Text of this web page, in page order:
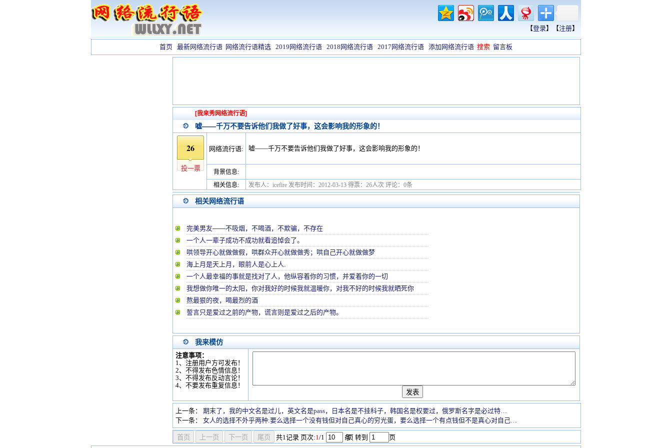
【登录】【注册】
首页 最新网络流行语 网络流行语精选 2019网络流行语 2018网络流行语 2017网络流行语 添加网络流行语 搜索 留言板
[我来秀网络流行语]
嘘——千万不要告诉他们我做了好事，这会影响我的形象的！
26
投一票
网络流行语: 嘘——千万不要告诉他们我做了好事，这会影响我的形象的！
背景信息:
相关信息:
发布人：icefire 发布时间：2012-03-13 得票：26人次 评论：0条
相关网络流行语
完美男友——不吸烟，不喝酒，不欺骗，不存在
一个人一辈子成功不成功就看追悼会了。
哄领导开心就做做假，哄群众开心就做做秀；哄自己开心就做做梦
海上月是天上月，眼前人是心上人.
一个人最幸福的事就是找对了人，他纵容着你的习惯，并爱着你的一切
我想做你唯一的太阳，你对我好的时候我就温暖你，对我不好的时候我就晒死你
熬最狠的夜，喝最烈的酒
誓言只是爱过之前的产物，谎言则是爱过之后的产物。
我来模仿
注意事项：
1、注册用户方可发布！
2、不得发布色情信息！
3、不得发布反动言论！
4、不要发布重复信息！
上一条：
期末了，我的中文名是过儿，英文名是pass，日本名是不挂科子，韩国名是权要过，俄罗斯名字是必过特…
下一条：
女人的选择不外乎两种:要么选择一个没有钱但对自己真心的穷光蛋，要么选择一个有点钱但不是真心对自己…
共1记录 页次:1/1 条
/页 转到 页